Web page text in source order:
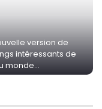
version de
intéressants de
monde...